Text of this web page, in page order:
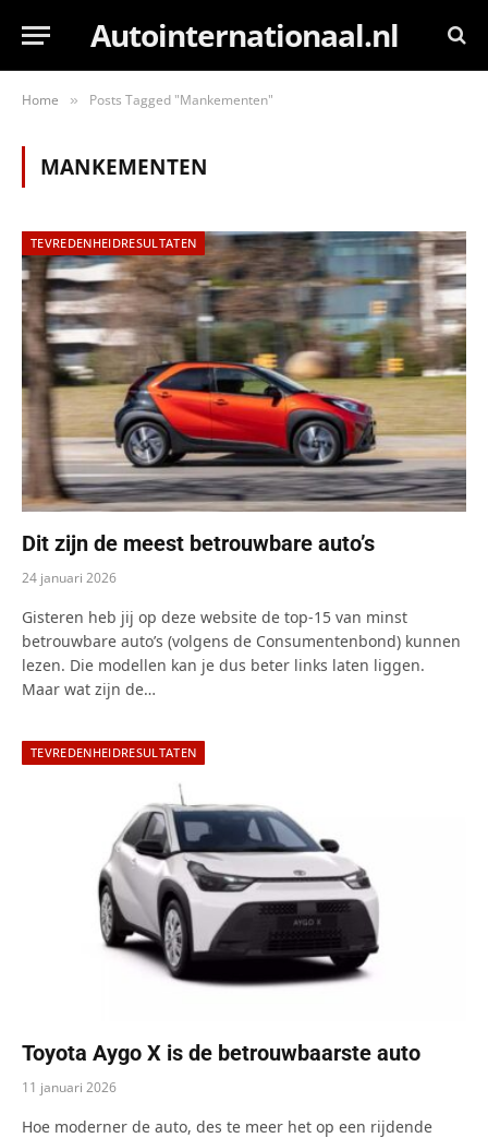
Autointernationaal.nl
Home » Posts Tagged "Mankementen"
MANKEMENTEN
TEVREDENHEIDRESULTATEN
Dit zijn de meest betrouwbare auto’s
24 januari 2026
Gisteren heb jij op deze website de top-15 van minst
betrouwbare auto’s (volgens de Consumentenbond) kunnen
lezen. Die modellen kan je dus beter links laten liggen.
Maar wat zijn de…
TEVREDENHEIDRESULTATEN
Toyota Aygo X is de betrouwbaarste auto
11 januari 2026
Hoe moderner de auto, des te meer het op een rijdende